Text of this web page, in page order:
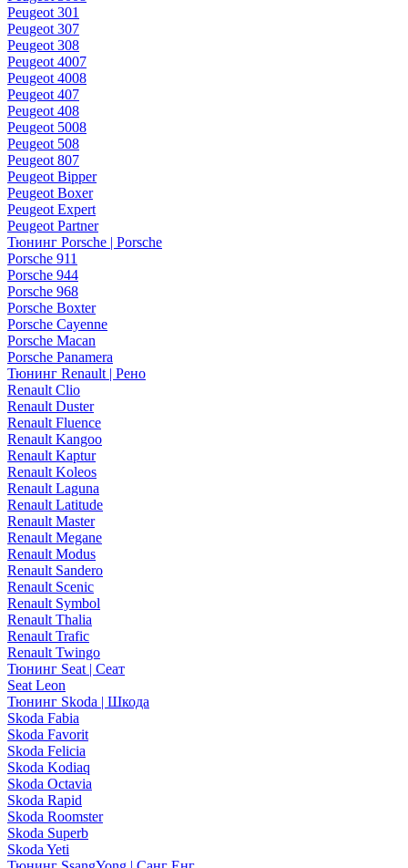
Peugeot 301
Peugeot 307
Peugeot 308
Peugeot 4007
Peugeot 4008
Peugeot 407
Peugeot 408
Peugeot 5008
Peugeot 508
Peugeot 807
Peugeot Bipper
Peugeot Boxer
Peugeot Expert
Peugeot Partner
Тюнинг Porsche | Porsche
Porsche 911
Porsche 944
Porsche 968
Porsche Boxter
Porsche Cayenne
Porsche Macan
Porsche Panamera
Тюнинг Renault | Рено
Renault Clio
Renault Duster
Renault Fluence
Renault Kangoo
Renault Kaptur
Renault Koleos
Renault Laguna
Renault Latitude
Renault Master
Renault Megane
Renault Modus
Renault Sandero
Renault Scenic
Renault Symbol
Renault Thalia
Renault Trafic
Renault Twingo
Тюнинг Seat | Сеат
Seat Leon
Тюнинг Skoda | Шкода
Skoda Fabia
Skoda Favorit
Skoda Felicia
Skoda Kodiaq
Skoda Octavia
Skoda Rapid
Skoda Roomster
Skoda Superb
Skoda Yeti